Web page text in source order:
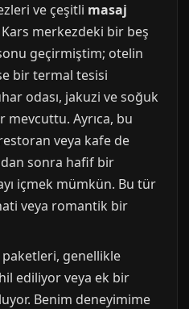
ve çeşitli masaj
merkezdeki bir beş
geçirmiştim; otelin
bir termal tesisi
odası, jakuzi ve soğuk
Ayrıca, bu
veya kafe de
sonra hafif bir
içmek mümkün. Bu tür
veya romantik bir
paketleri, genellikle
ediliyor veya ek bir
Benim deneyimime